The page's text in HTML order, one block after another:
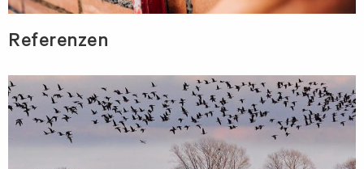
Referenzen